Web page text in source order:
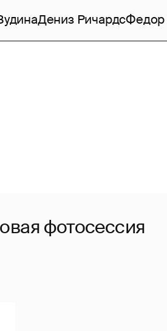
Дениз РичардсФедор
фотосессия